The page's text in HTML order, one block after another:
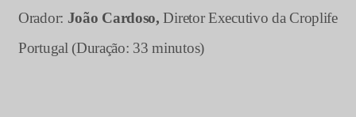
Orador: João Cardoso, Diretor Executivo da Croplife
Portugal (Duração: 33 minutos)